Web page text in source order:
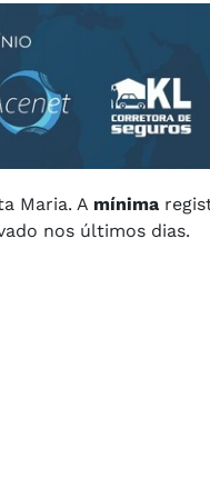
Maria. A mínima
nos últimos dias.